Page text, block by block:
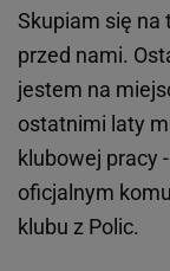
Skupiam się na
przed nami.
jestem na
ostatnimi laty
klubowej pracy
oficjalnym
klubu z Polic.